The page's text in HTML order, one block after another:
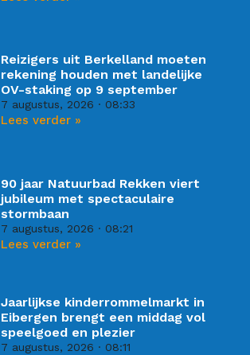
Reizigers uit Berkelland moeten
rekening houden met landelijke
OV-staking op 9 september
7 augustus, 2026 08:33
Lees verder »
90 jaar Natuurbad Rekken viert
jubileum met spectaculaire
stormbaan
7 augustus, 2026 08:21
Lees verder »
Jaarlijkse kinderrommelmarkt in
Eibergen brengt een middag vol
speelgoed en plezier
7 augustus, 2026 08:11